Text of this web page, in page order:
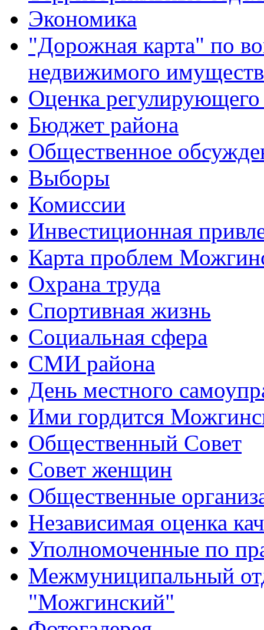
Экономика
"Дорожная карта" по
недвижимого
Оценка регулирующего
Бюджет района
Общественное
Выборы
Комиссии
Инвестиционная
Карта проблем
Охрана труда
Спортивная жизнь
Социальная сфера
СМИ района
День местного
Ими гордится
Общественный Совет
Совет женщин
Общественные
Независимая оценка
Уполномоченные по
Межмуниципальный
"Можгинский"